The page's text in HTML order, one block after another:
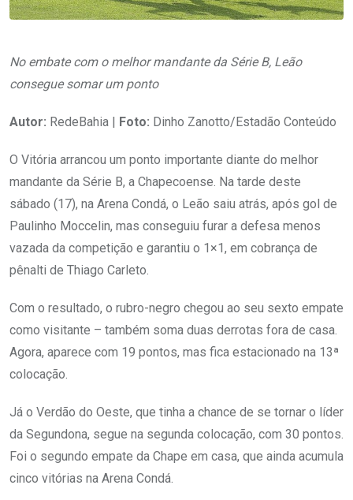
No embate com o melhor mandante da Série B, Leão
consegue somar um ponto
Autor: RedeBahia | Foto: Dinho Zanotto/Estadão Conteúdo
O Vitória arrancou um ponto importante diante do melhor
mandante da Série B, a Chapecoense. Na tarde deste
sábado (17), na Arena Condá, o Leão saiu atrás, após gol de
Paulinho Moccelin, mas conseguiu furar a defesa menos
vazada da competição e garantiu o 1×1, em cobrança de
pênalti de Thiago Carleto.
Com o resultado, o rubro-negro chegou ao seu sexto empate
como visitante – também soma duas derrotas fora de casa.
Agora, aparece com 19 pontos, mas fica estacionado na 13ª
colocação.
Já o Verdão do Oeste, que tinha a chance de se tornar o líder
da Segundona, segue na segunda colocação, com 30 pontos.
Foi o segundo empate da Chape em casa, que ainda acumula
cinco vitórias na Arena Condá.